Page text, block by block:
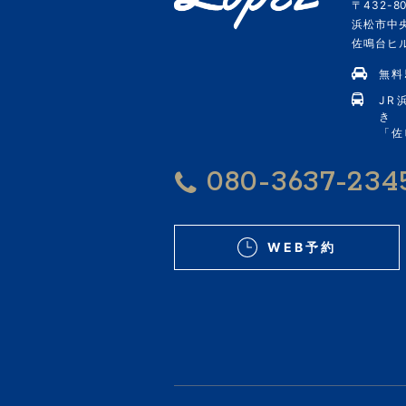
〒432-
浜松市中
佐鳴台ヒ
無
JR
き
「
080-3637-
WEB予約